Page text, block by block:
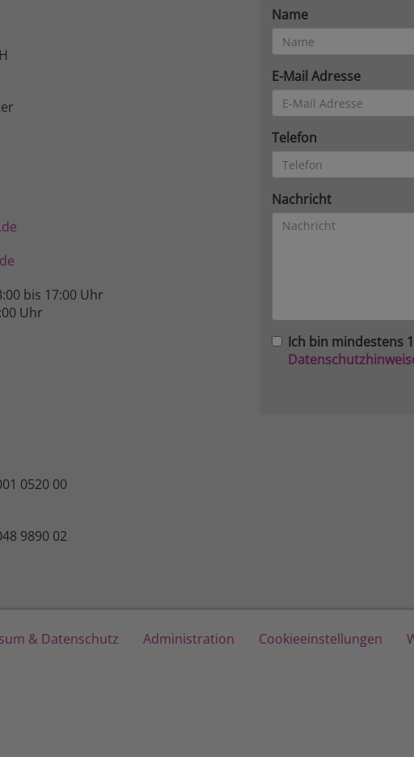
bis 17:00 Uhr
Uhr
0520 00
9890 02
Name
E-Mail Adresse
Telefon
Nachricht
Ich bin mindestens
& Datenschutz Administration Cookieeinstellungen